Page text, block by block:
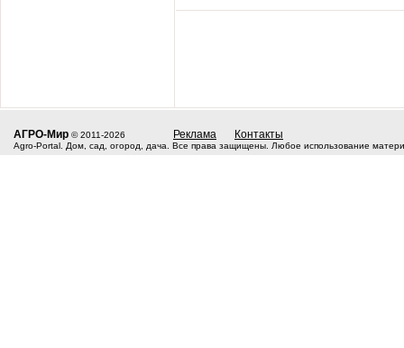
АГРО-Мир © 2011-2026 Реклама Контакты
Agro-Portal. Дом, сад, огород, дача. Все права защищены. Любое использование